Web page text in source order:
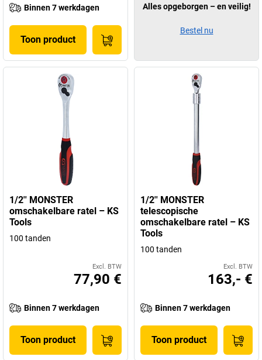
Binnen 7 werkdagen
Toon product
1/2'' MONSTER
omschakelbare ratel – KS
Tools
100 tanden
Excl. BTW
77,90 €
Binnen 7 werkdagen
Toon product
1/2'' MONSTER
telescopische
omschakelbare ratel – KS
Tools
100 tanden
Excl. BTW
163,- €
Binnen 7 werkdagen
Toon product
Alles opgeborgen – en veilig!
Bestel nu